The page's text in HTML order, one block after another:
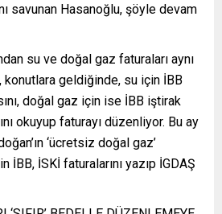
savunan Hasanoğlu, şöyle devam
su ve doğal gaz faturaları aynı
konutlara geldiğinde, su için İBB
doğal gaz için ise İBB iştirak
okuyup faturayı düzenliyor. Bu ay
‘ücretsiz doğal gaz’
İSKİ faturalarını yazıp İGDAŞ